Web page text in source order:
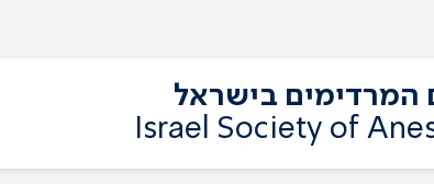
המרדימים בישראל
Israel Society of